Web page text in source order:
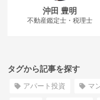
沖田 豊明
不動産鑑定士・税理士
タグから記事を探す
アパート投資 マ